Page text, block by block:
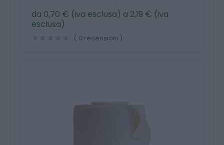
da 0,70 € (iva esclusa) a 2,19 € (iva
esclusa)
( 0 recensioni )